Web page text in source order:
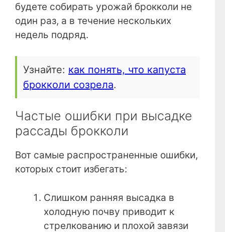
будете собирать урожай брокколи не
один раз, а в течение нескольких
недель подряд.
Узнайте: как понять, что капуста
брокколи созрела.
Частые ошибки при высадке
рассады брокколи
Вот самые распространенные ошибки,
которых стоит избегать:
Слишком ранняя высадка в
холодную почву приводит к
стрелкованию и плохой завязи